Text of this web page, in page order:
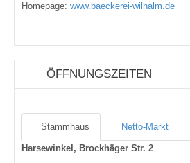
Homepage: www.baeckerei-wilhalm.de
ÖFFNUNGSZEITEN
Stammhaus Netto-Markt
Harsewinkel, Brockhäger Str. 2